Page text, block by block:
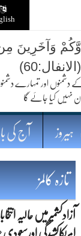
وَآخَرِينَ مِن
اور تمہارے دشمنوں
نہیں کیا جائے گا
ہیروز آج کی
تازہ کالمز
آزادکشمیرمیں حالیہ
امریکاکشیدگی